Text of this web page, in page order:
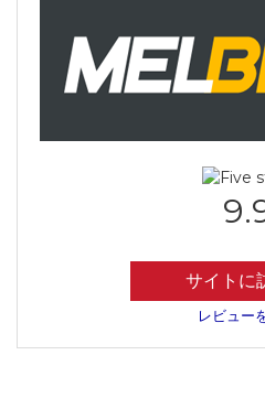
サイトに
レビュー